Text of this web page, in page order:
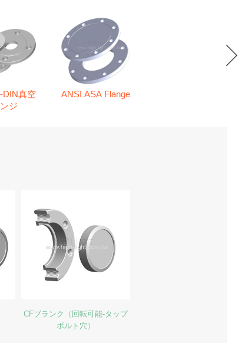
DIN真空
ジ
ANSI ASA Flange
CFブランク（回転可能-タップ
ボルト穴）